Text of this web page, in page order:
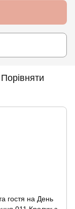
Порівняти